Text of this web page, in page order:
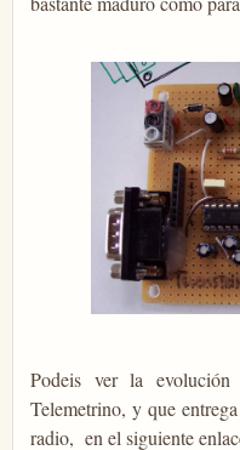
Podeis ver la
Telemetrino, y que
radio, en el siguiente